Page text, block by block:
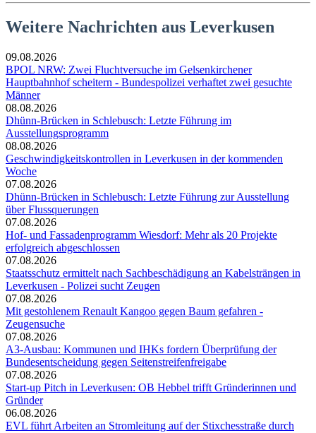
Weitere Nachrichten aus Leverkusen
09.08.2026
BPOL NRW: Zwei Fluchtversuche im Gelsenkirchener
Hauptbahnhof scheitern - Bundespolizei verhaftet zwei gesuchte
Männer
08.08.2026
Dhünn-Brücken in Schlebusch: Letzte Führung im
Ausstellungsprogramm
08.08.2026
Geschwindigkeitskontrollen in Leverkusen in der kommenden
Woche
07.08.2026
Dhünn-Brücken in Schlebusch: Letzte Führung zur Ausstellung
über Flussquerungen
07.08.2026
Hof- und Fassadenprogramm Wiesdorf: Mehr als 20 Projekte
erfolgreich abgeschlossen
07.08.2026
Staatsschutz ermittelt nach Sachbeschädigung an Kabelsträngen in
Leverkusen - Polizei sucht Zeugen
07.08.2026
Mit gestohlenem Renault Kangoo gegen Baum gefahren -
Zeugensuche
07.08.2026
A3-Ausbau: Kommunen und IHKs fordern Überprüfung der
Bundesentscheidung gegen Seitenstreifenfreigabe
07.08.2026
Start-up Pitch in Leverkusen: OB Hebbel trifft Gründerinnen und
Gründer
06.08.2026
EVL führt Arbeiten an Stromleitung auf der Stixchesstraße durch